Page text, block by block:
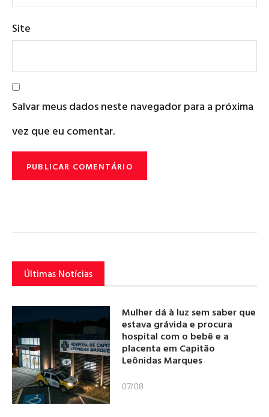
Site
Salvar meus dados neste navegador para a próxima
vez que eu comentar.
Últimas Notícias
Mulher dá à luz sem saber que
estava grávida e procura
hospital com o bebê e a
placenta em Capitão
Leônidas Marques
07/08